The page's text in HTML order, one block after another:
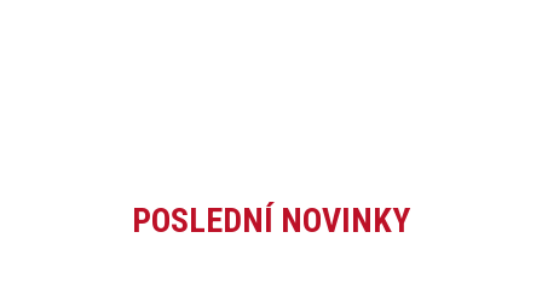
POSLEDNÍ NOVINKY